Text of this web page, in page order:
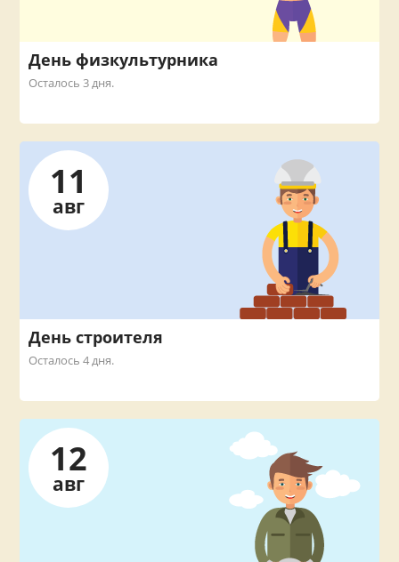
День физкультурника
Осталось 3 дня.
11
авг
День строителя
Осталось 4 дня.
12
авг